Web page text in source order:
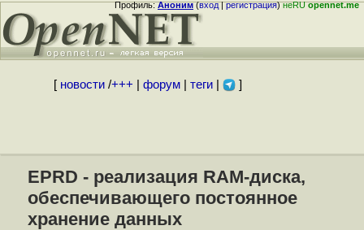
Профиль:Аноним(вход|регистрация)неRUopennet.me
[ новости/+++ форум| теги| ]
EPRD - реализация RAM-диска,
обеспечивающего постоянное
хранение данных